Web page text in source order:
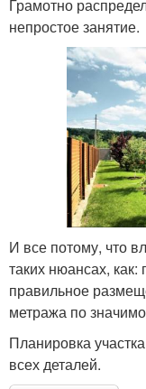
Грамотно
непростое занятие.
И все потому, что
таких нюансах, как:
правильное
метража по
Планировка
всех деталей.